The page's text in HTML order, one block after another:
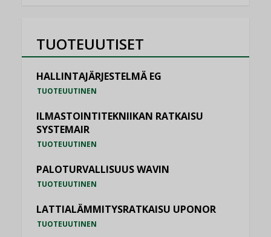
TUOTEUUTISET
HALLINTAJÄRJESTELMÄ EG
TUOTEUUTINEN
ILMASTOINTITEKNIIKAN RATKAISU
SYSTEMAIR
TUOTEUUTINEN
PALOTURVALLISUUS WAVIN
TUOTEUUTINEN
LATTIALÄMMITYSRATKAISU UPONOR
TUOTEUUTINEN